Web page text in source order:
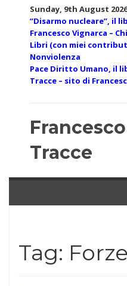
Sunday, 9th August 2026
“Disarmo nucleare”, il
Francesco Vignarca –
Libri (con miei
Nonviolenza
Pace Diritto Umano, il
Tracce – sito di
Tracce
Tag: